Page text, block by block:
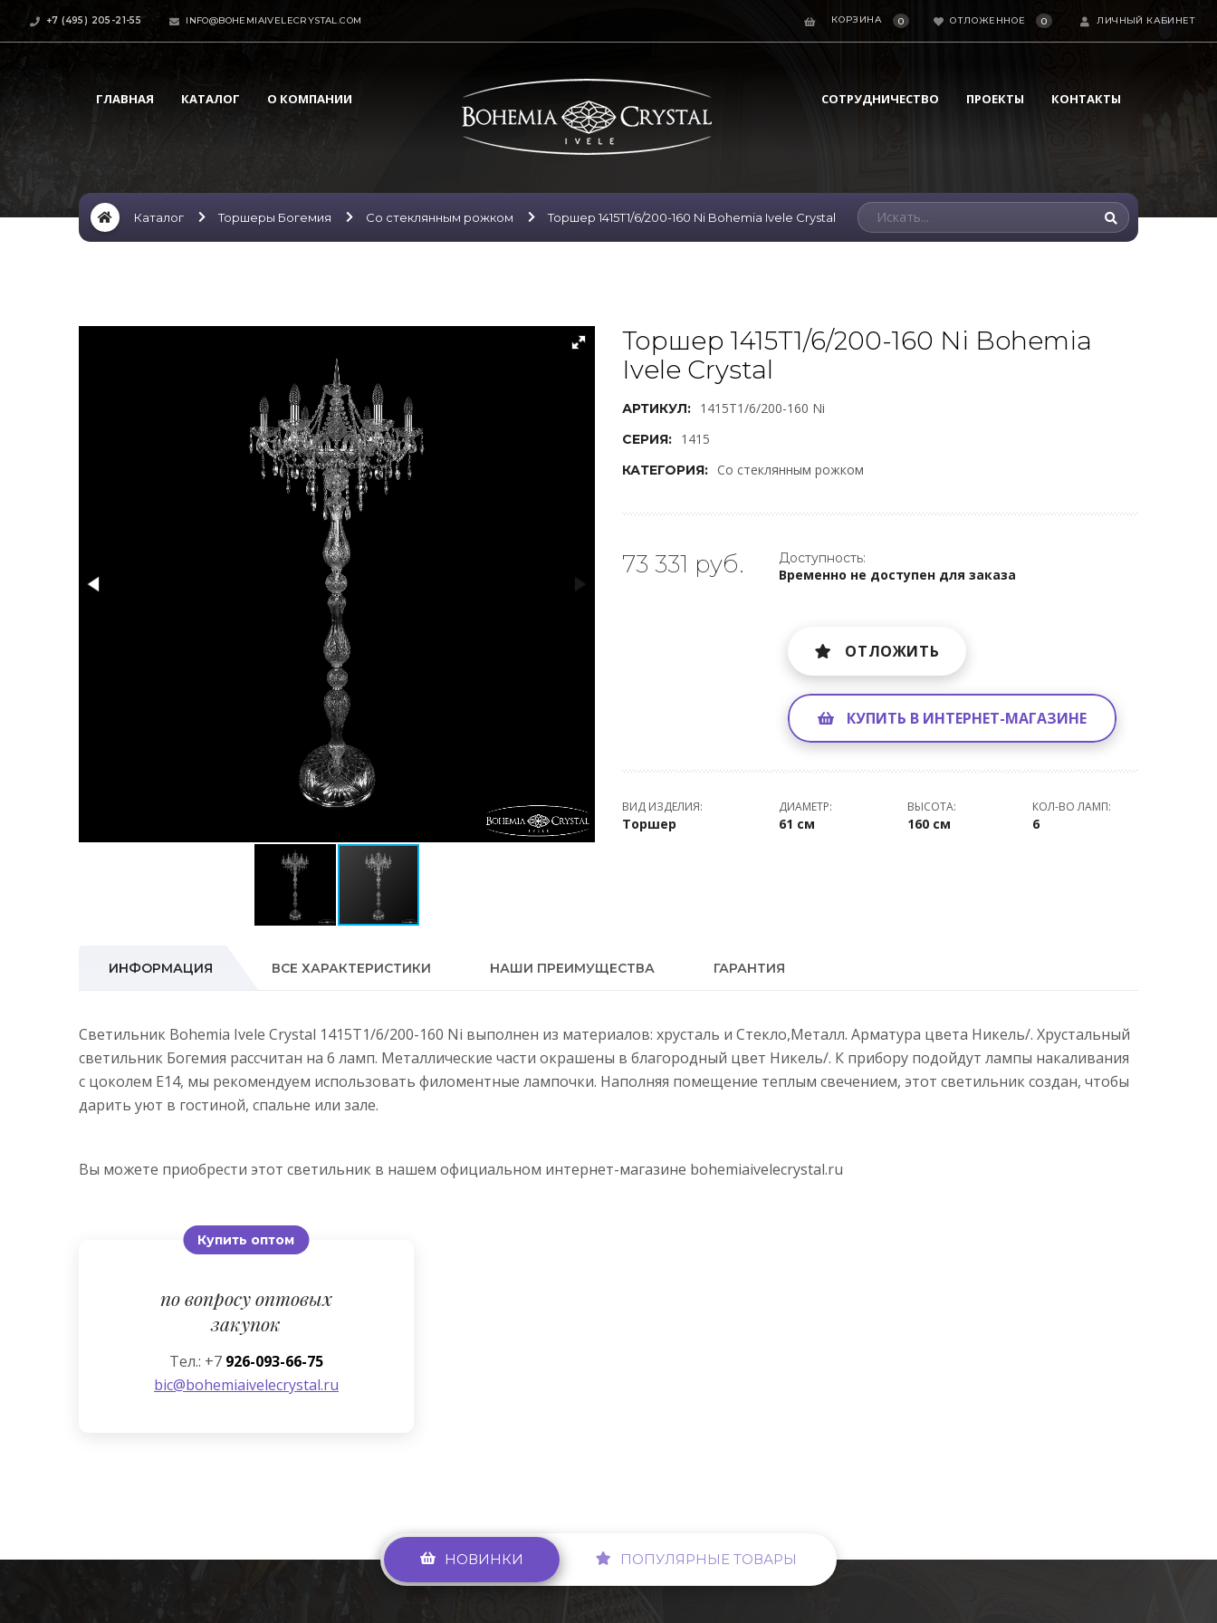
+7 (495) 205-21-55 INFO@BOHEMIAIVELECRYSTAL.COM КОРЗИНА 0 ОТЛОЖЕННОЕ 0 ЛИЧНЫЙ КАБИНЕТ
ГЛАВНАЯ КАТАЛОГ О КОМПАНИИ СОТРУДНИЧЕСТВО ПРОЕКТЫ КОНТАКТЫ
Каталог Торшеры Богемия Со стеклянным рожком Торшер 1415T1/6/200-160 Ni Bohemia Ivele Crystal
Торшер 1415T1/6/200-160 Ni Bohemia
Ivele Crystal
АРТИКУЛ: 1415T1/6/200-160 Ni
СЕРИЯ: 1415
КАТЕГОРИЯ: Со стеклянным рожком
73 331 руб. Доступность:
Временно не доступен для заказа
ОТЛОЖИТЬ
КУПИТЬ В ИНТЕРНЕТ-МАГАЗИНЕ
ВИД ИЗДЕЛИЯ:
Торшер
ДИАМЕТР:
61 см
ВЫСОТА:
160 см
КОЛ-ВО ЛАМП:
6
ИНФОРМАЦИЯ ВСЕ ХАРАКТЕРИСТИКИ НАШИ ПРЕИМУЩЕСТВА ГАРАНТИЯ
Светильник Bohemia Ivele Crystal 1415T1/6/200-160 Ni выполнен из материалов: хрусталь и Стекло,Металл. Арматура цвета Никель/. Хрустальный
светильник Богемия рассчитан на 6 ламп. Металлические части окрашены в благородный цвет Никель/. К прибору подойдут лампы накаливания
с цоколем E14, мы рекомендуем использовать филоментные лампочки. Наполняя помещение теплым свечением, этот светильник создан, чтобы
дарить уют в гостиной, спальне или зале.
Вы можете приобрести этот светильник в нашем официальном интернет-магазине bohemiaivelecrystal.ru
Купить оптом
по вопросу оптовых
закупок
Тел.: +7 926-093-66-75
bic@bohemiaivelecrystal.ru
НОВИНКИ ПОПУЛЯРНЫЕ ТОВАРЫ